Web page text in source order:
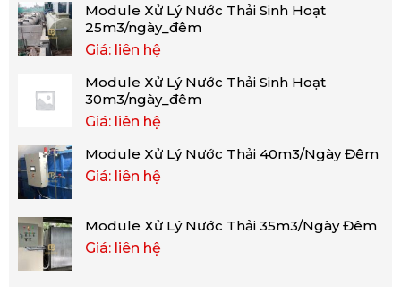
Module Xử Lý Nước Thải Sinh Hoạt
25m3/ngày_đêm
Giá: liên hệ
Module Xử Lý Nước Thải Sinh Hoạt
30m3/ngày_đêm
Giá: liên hệ
Module Xử Lý Nước Thải 40m3/Ngày Đêm
Giá: liên hệ
Module Xử Lý Nước Thải 35m3/Ngày Đêm
Giá: liên hệ